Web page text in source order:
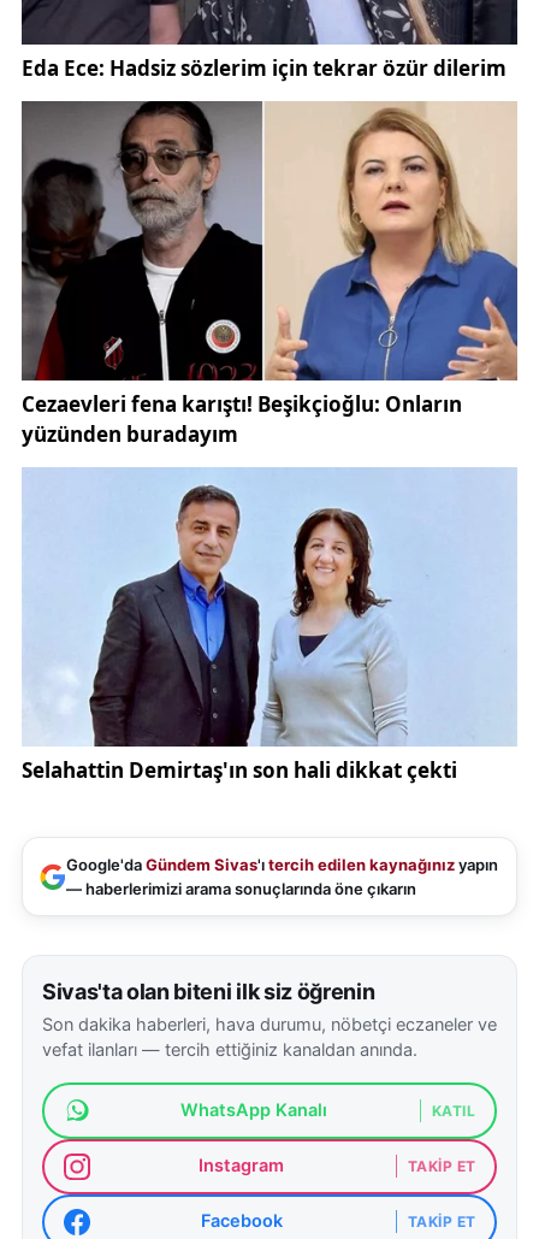
planlanıyor.
Google'daGündem Sivas'ıtercih edilen kaynağınızyapın
— haberlerimizi arama sonuçlarında öne çıkarın
Sivas'ta olan biteni ilk siz öğrenin
Son dakika haberleri, hava durumu, nöbetçi eczaneler ve
vefat ilanları — tercih ettiğiniz kanaldan anında.
WhatsApp Kanalı KATIL
Instagram TAKIP ET
Facebook TAKIP ET